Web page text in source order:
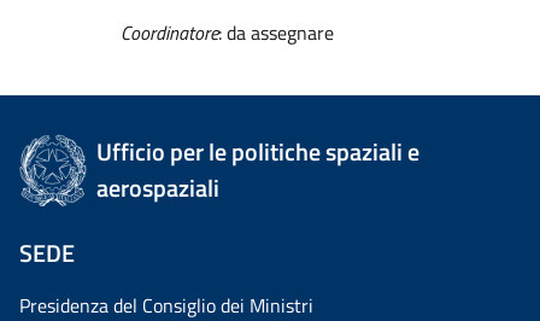
Coordinatore: da assegnare
Ufficio per le politiche spaziali e
aerospaziali
SEDE
Presidenza del Consiglio dei Ministri